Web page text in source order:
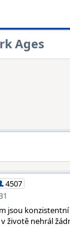
Ages
4507
jsou
životě nehrál